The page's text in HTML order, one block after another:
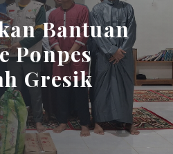
Bantuan
Ponpes
Gresik